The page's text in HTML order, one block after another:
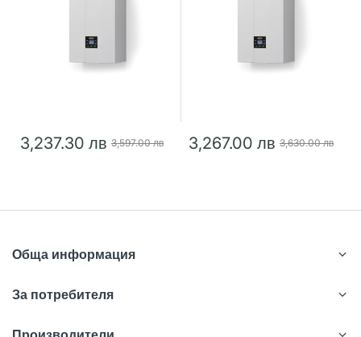
3,237.30 лв 3,597.00 лв 3,267.00 лв 3,630.00 лв
Обща информация
За потребителя